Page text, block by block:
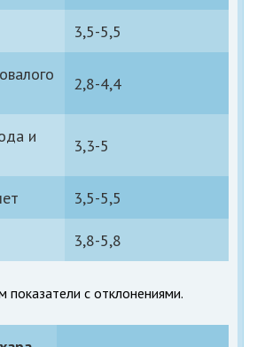
3,5-5,5
2,8-4,4
и
3,3-5
3,5-5,5
3,8-5,8
показатели с отклонениями.